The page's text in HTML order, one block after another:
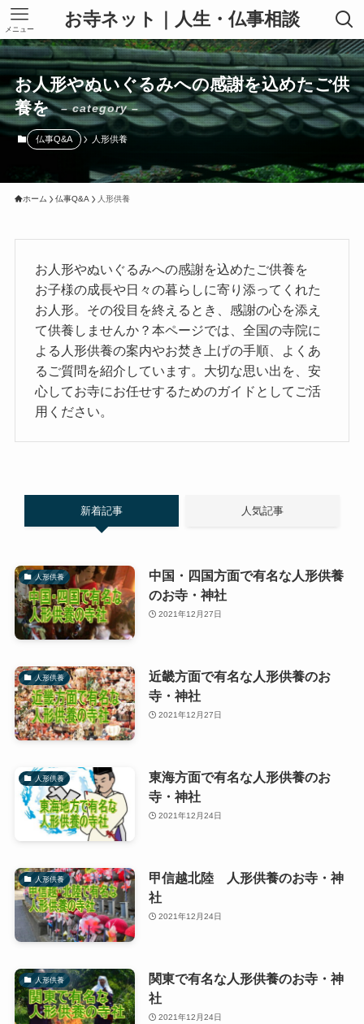
お寺ネット｜人生・仏事相談
メニュー
お人形やぬいぐるみへの感謝を込めたご供
養を
– category –
仏事Q&A 人形供養
ホーム 仏事Q&A 人形供養
お人形やぬいぐるみへの感謝を込めたご供養を
お子様の成長や日々の暮らしに寄り添ってくれた
お人形。その役目を終えるとき、感謝の心を添え
て供養しませんか？本ページでは、全国の寺院に
よる人形供養の案内やお焚き上げの手順、よくあ
るご質問を紹介しています。大切な思い出を、安
心してお寺にお任せするためのガイドとしてご活
用ください。
新着記事 人気記事
人形供養
中国・四国方面で有名な人形供養
のお寺・神社
2021年12月27日
人形供養
近畿方面で有名な人形供養のお
寺・神社
2021年12月27日
人形供養
東海方面で有名な人形供養のお
寺・神社
2021年12月24日
人形供養
甲信越北陸 人形供養のお寺・神
社
2021年12月24日
人形供養
関東で有名な人形供養のお寺・神
社
2021年12月24日